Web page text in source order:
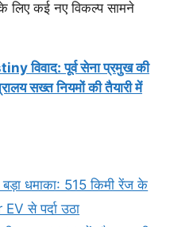
लिए कई नए विकल्प सामने
विवाद: पूर्व सेना प्रमुख की
सख्त नियमों की तैयारी में
धमाका: 515 किमी रेंज के
से पर्दा उठा